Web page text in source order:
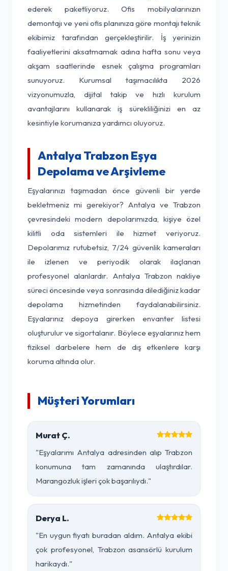
ederek paketliyoruz. Ofis mobilyalarınızın
demontajı ve yeni ofis planınıza göre montajı teknik
ekibimiz tarafından gerçekleştirilir. İş yerinizin
faaliyetlerini aksatmamak adına hafta sonu veya
akşam saatlerinde esnek çalışma programları
sunuyoruz. Kurumsal taşımacılıkta 2026
vizyonumuzla, dijital takip ve hızlı kurulum
avantajlarını kullanarak iş sürekliliğinizi en az
kesintiyle korumanıza yardımcı oluyoruz.
Antalya Trabzon Eşya
Depolama ve Arşivleme
Eşyalarınızı taşımadan önce güvenli bir yerde
bekletmeniz mi gerekiyor? Antalya ve Trabzon
çevresindeki modern depolarımızda, kişiye özel
kilitli oda sistemleri ile hizmet veriyoruz.
Depolarımız rutubetsiz, 7/24 güvenlik kameraları
ile izlenen ve periyodik olarak ilaçlanan
profesyonel alanlardır. Antalya Trabzon nakliye
süreci öncesinde veya sonrasında dilediğiniz kadar
depolama hizmetinden faydalanabilirsiniz.
Eşyalarınız depoya girerken envanter listesi
oluşturulur ve sigortalanır. Böylece eşyalarınız hem
fiziksel darbelere hem de dış etkenlere karşı
koruma altında olur.
Müşteri Yorumları
Murat Ç.
"Eşyalarımı Antalya adresinden alıp Trabzon
konumuna tam zamanında ulaştırdılar.
Marangozluk işleri çok başarılıydı."
Derya L.
"En uygun fiyatı buradan aldım. Antalya ekibi
çok profesyonel, Trabzon asansörlü kurulum
harikaydı."